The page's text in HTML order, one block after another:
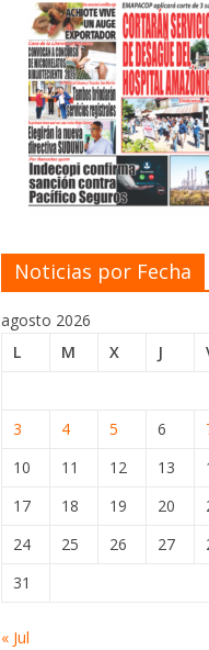
Noticias por Fecha
agosto 2026
L
M X J
3
4 5 6
10
11 12 13
17
18 19 20
24
25 26 27
31
« Jul